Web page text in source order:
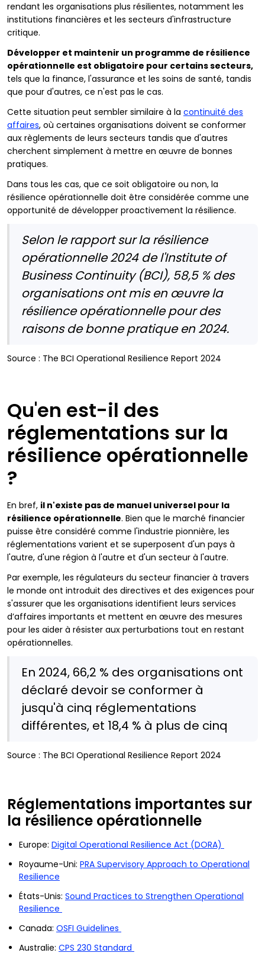
rendant les organisations plus résilientes, notamment les
institutions financières et les secteurs d'infrastructure
critique.
Développer et maintenir un programme de résilience
opérationnelle est obligatoire pour certains secteurs,
tels que la finance, l'assurance et les soins de santé, tandis
que pour d'autres, ce n'est pas le cas.
Cette situation peut sembler similaire à la continuité des
affaires, où certaines organisations doivent se conformer
aux règlements de leurs secteurs tandis que d'autres
cherchent simplement à mettre en œuvre de bonnes
pratiques.
Dans tous les cas, que ce soit obligatoire ou non, la
résilience opérationnelle doit être considérée comme une
opportunité de développer proactivement la résilience.
Selon le rapport sur la résilience
opérationnelle 2024 de l'Institute of
Business Continuity (BCI), 58,5 % des
organisations ont mis en œuvre la
résilience opérationnelle pour des
raisons de bonne pratique en 2024.
Source : The BCI Operational Resilience Report 2024
Qu'en est-il des
réglementations sur la
résilience opérationnelle
?
En bref, il n'existe pas de manuel universel pour la
résilience opérationnelle. Bien que le marché financier
puisse être considéré comme l'industrie pionnière, les
réglementations varient et se superposent d'un pays à
l'autre, d'une région à l'autre et d'un secteur à l'autre.
Par exemple, les régulateurs du secteur financier à travers
le monde ont introduit des directives et des exigences pour
s'assurer que les organisations identifient leurs services
d’affaires importants et mettent en œuvre des mesures
pour les aider à résister aux perturbations tout en restant
opérationnelles.
En 2024, 66,2 % des organisations ont
déclaré devoir se conformer à
jusqu'à cinq réglementations
différentes, et 18,4 % à plus de cinq
Source : The BCI Operational Resilience Report 2024
Réglementations importantes sur
la résilience opérationnelle
Europe: Digital Operational Resilience Act (DORA)
Royaume-Uni: PRA Supervisory Approach to Operational
Resilience
États-Unis: Sound Practices to Strengthen Operational
Resilience
Canada: OSFI Guidelines
Australie: CPS 230 Standard